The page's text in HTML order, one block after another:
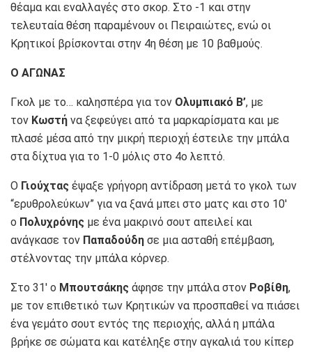
θέαμα και εναλλαγές στο σκορ. Στο -1 και στην
τελευταία θέση παραμένουν οι Πειραιώτες, ενώ οι
Κρητικοί βρίσκονται στην 4η θέση με 10 βαθμούς.
Ο ΑΓΩΝΑΣ
Γκολ με το… καλησπέρα για τον Ολυμπιακό Β’, με
τον Κωστή να ξεφεύγει από τα μαρκαρίσματα και με
πλασέ μέσα από την μικρή περιοχή έστειλε την μπάλα
στα δίχτυα για το 1-0 μόλις στο 4ο λεπτό.
Ο Γιούχτας έψαξε γρήγορη αντίδραση μετά το γκολ των
“ερυθρολεύκων” για να ξανά μπει στο ματς και στο 10′
ο Πολυχρόνης με ένα μακρινό σουτ απειλεί και
ανάγκασε τον Παπαδούδη σε μια ασταθή επέμβαση,
στέλνοντας την μπάλα κόρνερ.
Στο 31′ ο Μπουτσάκης άφησε την μπάλα στον Ροβίθη,
με τον επιθετικό των Κρητικών να προσπαθεί να πιάσει
ένα γεμάτο σουτ εντός της περιοχής, αλλά η μπάλα
βρήκε σε σώματα και κατέληξε στην αγκαλιά του κίπερ